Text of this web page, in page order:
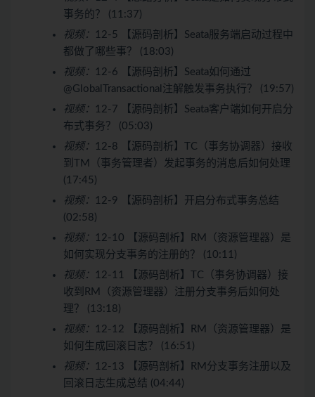
事务的？ (11:37)
视频：
12-5 【源码剖析】Seata服务端启动过程中
都做了哪些事？ (18:03)
视频：
12-6 【源码剖析】Seata如何通过
@GlobalTransactional注解触发事务执行？ (19:57)
视频：
12-7 【源码剖析】Seata客户端如何开启分
布式事务？ (05:03)
视频：
12-8 【源码剖析】TC（事务协调器）接收
到TM（事务管理者）发起事务的消息后如何处理
(17:45)
视频：
12-9 【源码剖析】开启分布式事务总结
(02:58)
视频：
12-10 【源码剖析】RM（资源管理器）是
如何实现分支事务的注册的？ (10:11)
视频：
12-11 【源码剖析】TC（事务协调器）接
收到RM（资源管理器）注册分支事务后如何处
理？ (13:18)
视频：
12-12 【源码剖析】RM（资源管理器）是
如何生成回滚日志？ (16:51)
视频：
12-13 【源码剖析】RM分支事务注册以及
回滚日志生成总结 (04:44)